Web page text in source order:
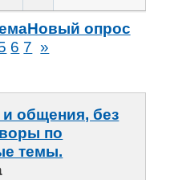
Новый опрос
6 7 »
общения, без
по
темы.